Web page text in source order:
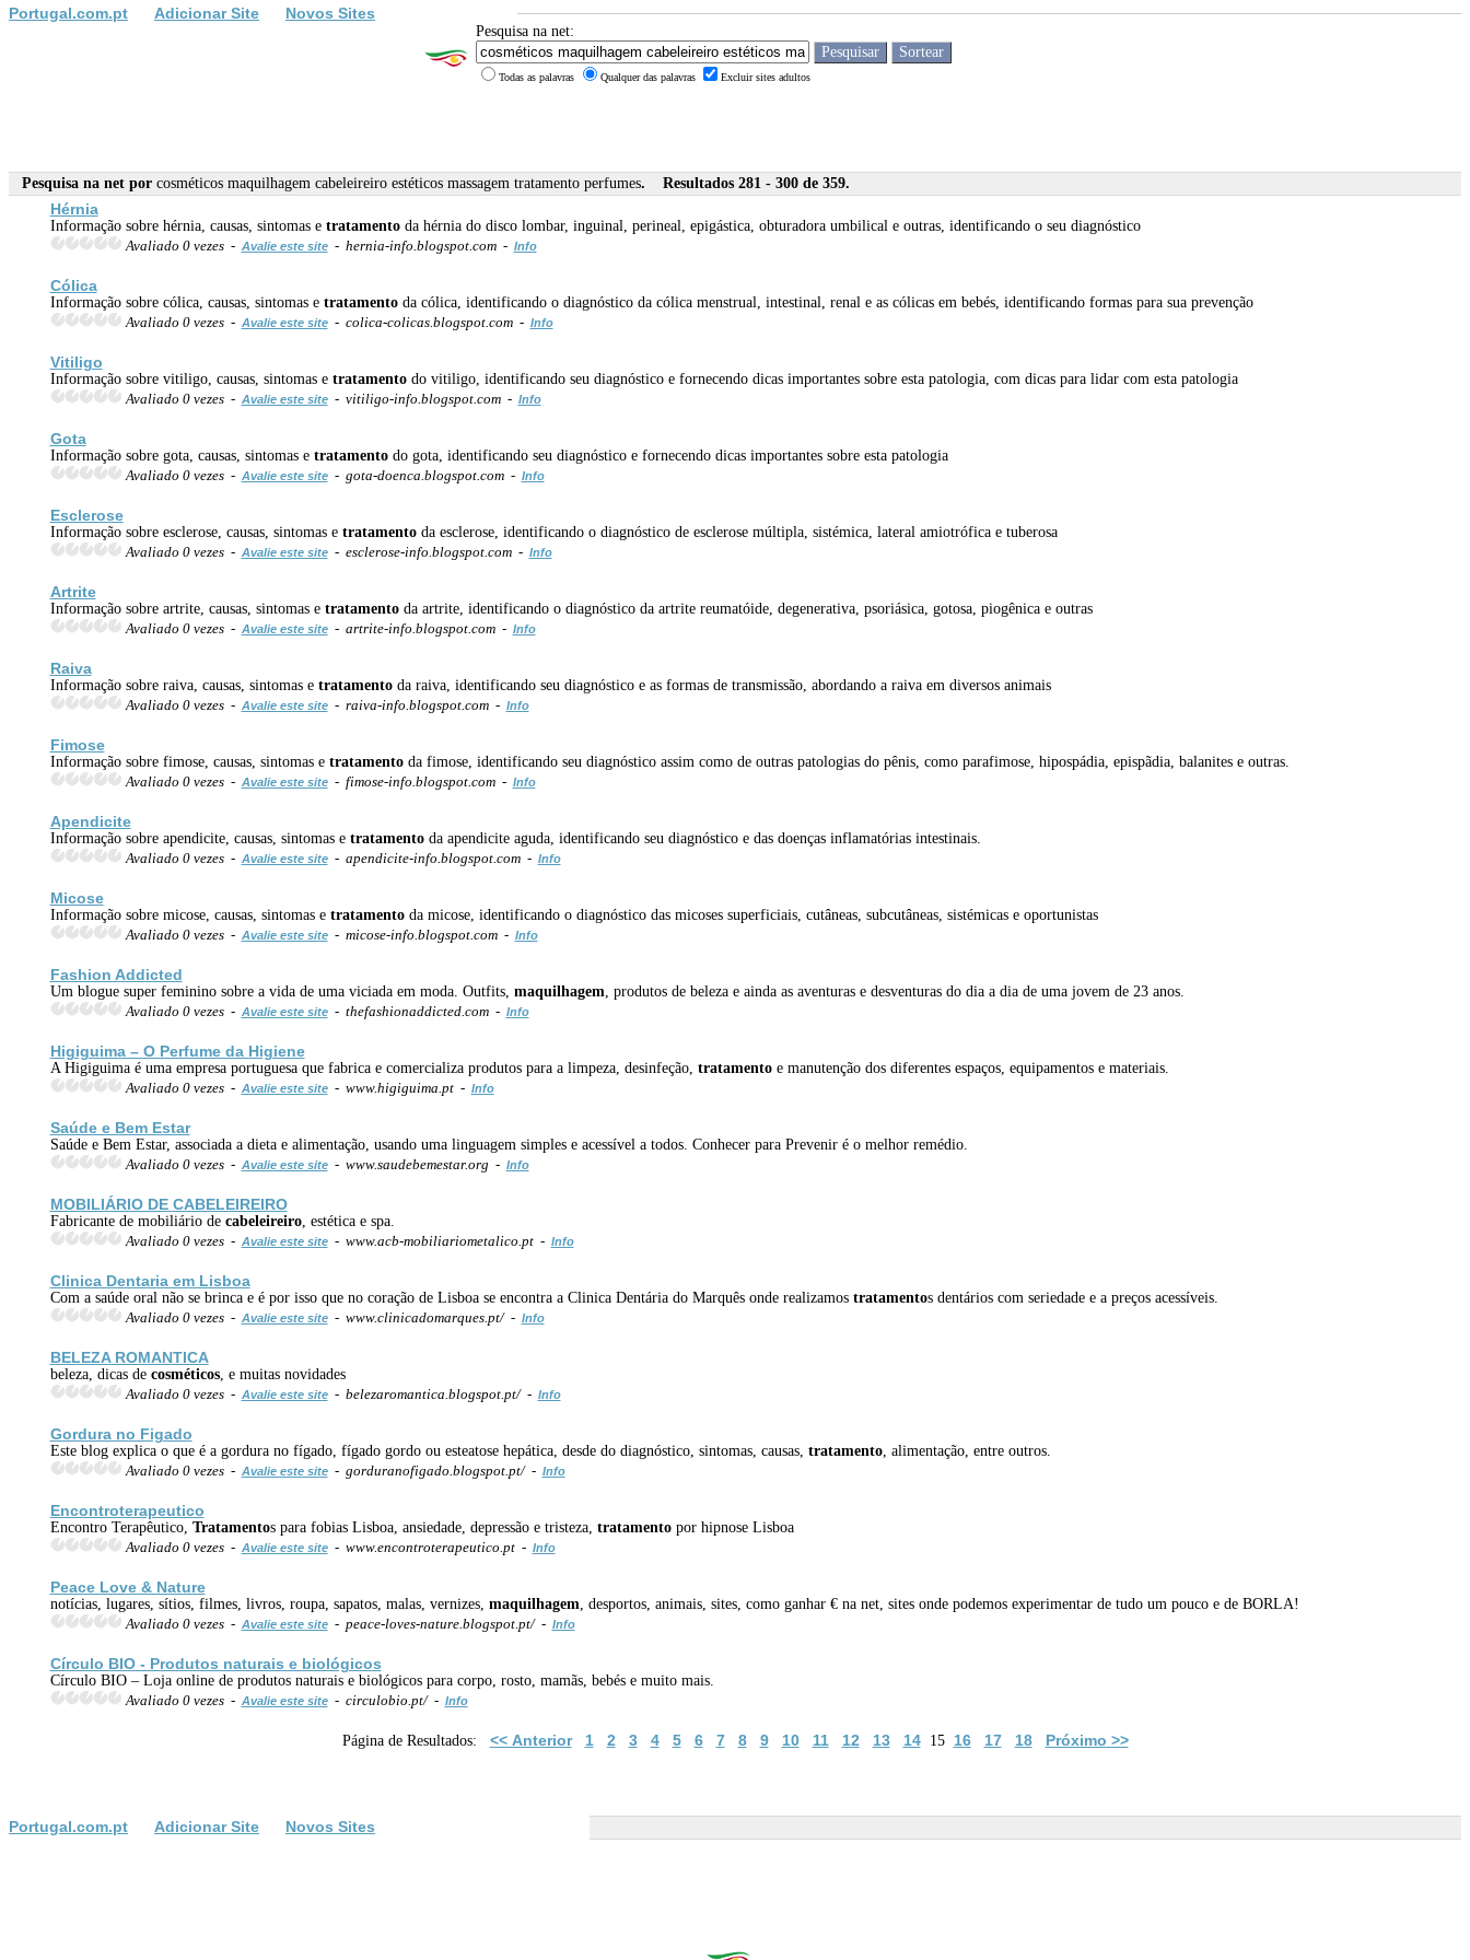
Portugal.com.pt Adicionar Site Novos Sites
Pesquisa na net:
Todas as palavras Qualquer das palavras Excluir sites adultos
Pesquisa na net por cosméticos maquilhagem cabeleireiro estéticos massagem tratamento perfumes. Resultados 281 - 300 de 359.
Hérnia
Informação sobre hérnia, causas, sintomas e tratamentoda hérnia do disco lombar, inguinal, perineal, epigástica, obturadora umbilical e outras, identificando o seu diagnóstico
Avaliado 0 vezes - Avalie este site- hernia-info.blogspot.com - Info
Cólica
Informação sobre cólica, causas, sintomas e tratamentoda cólica, identificando o diagnóstico da cólica menstrual, intestinal, renal e as cólicas em bebés, identificando formas para sua prevenção
Avaliado 0 vezes - Avalie este site- colica-colicas.blogspot.com - Info
Vitiligo
Informação sobre vitiligo, causas, sintomas e tratamentodo vitiligo, identificando seu diagnóstico e fornecendo dicas importantes sobre esta patologia, com dicas para lidar com esta patologia
Avaliado 0 vezes - Avalie este site- vitiligo-info.blogspot.com - Info
Gota
Informação sobre gota, causas, sintomas e tratamentodo gota, identificando seu diagnóstico e fornecendo dicas importantes sobre esta patologia
Avaliado 0 vezes - Avalie este site- gota-doenca.blogspot.com - Info
Esclerose
Informação sobre esclerose, causas, sintomas e tratamentoda esclerose, identificando o diagnóstico de esclerose múltipla, sistémica, lateral amiotrófica e tuberosa
Avaliado 0 vezes - Avalie este site- esclerose-info.blogspot.com - Info
Artrite
Informação sobre artrite, causas, sintomas e tratamentoda artrite, identificando o diagnóstico da artrite reumatóide, degenerativa, psoriásica, gotosa, piogênica e outras
Avaliado 0 vezes - Avalie este site- artrite-info.blogspot.com - Info
Raiva
Informação sobre raiva, causas, sintomas e tratamentoda raiva, identificando seu diagnóstico e as formas de transmissão, abordando a raiva em diversos animais
Avaliado 0 vezes - Avalie este site- raiva-info.blogspot.com - Info
Fimose
Informação sobre fimose, causas, sintomas e tratamentoda fimose, identificando seu diagnóstico assim como de outras patologias do pênis, como parafimose, hipospádia, epispãdia, balanites e outras.
Avaliado 0 vezes - Avalie este site- fimose-info.blogspot.com - Info
Apendicite
Informação sobre apendicite, causas, sintomas e tratamentoda apendicite aguda, identificando seu diagnóstico e das doenças inflamatórias intestinais.
Avaliado 0 vezes - Avalie este site- apendicite-info.blogspot.com - Info
Micose
Informação sobre micose, causas, sintomas e tratamentoda micose, identificando o diagnóstico das micoses superficiais, cutâneas, subcutâneas, sistémicas e oportunistas
Avaliado 0 vezes - Avalie este site- micose-info.blogspot.com - Info
Fashion Addicted
Um blogue super feminino sobre a vida de uma viciada em moda. Outfits, maquilhagem , produtos de beleza e ainda as aventuras e desventuras do dia a dia de uma jovem de 23 anos.
Avaliado 0 vezes - Avalie este site- thefashionaddicted.com - Info
Higiguima – O Perfume da Higiene
A Higiguima é uma empresa portuguesa que fabrica e comercializa produtos para a limpeza, desinfeção, tratamentoe manutenção dos diferentes espaços, equipamentos e materiais.
Avaliado 0 vezes - Avalie este site- www.higiguima.pt - Info
Saúde e Bem Estar
Saúde e Bem Estar, associada a dieta e alimentação, usando uma linguagem simples e acessível a todos. Conhecer para Prevenir é o melhor remédio.
Avaliado 0 vezes - Avalie este site- www.saudebemestar.org - Info
MOBILIÁRIO DE CABELEIREIRO
Fabricante de mobiliário de cabeleireiro, estética e spa.
Avaliado 0 vezes - Avalie este site- www.acb-mobiliariometalico.pt - Info
Clinica Dentaria em Lisboa
Com a saúde oral não se brinca e é por isso que no coração de Lisboa se encontra a Clinica Dentária do Marquês onde realizamos tratamentos dentários com seriedade e a preços acessíveis.
Avaliado 0 vezes - Avalie este site- www.clinicadomarques.pt/ - Info
BELEZA ROMANTICA
beleza, dicas de cosméticos, e muitas novidades
Avaliado 0 vezes - Avalie este site- belezaromantica.blogspot.pt/ - Info
Gordura no Figado
Este blog explica o que é a gordura no fígado, fígado gordo ou esteatose hepática, desde do diagnóstico, sintomas, causas, tratamento, alimentação, entre outros.
Avaliado 0 vezes - Avalie este site- gorduranofigado.blogspot.pt/ - Info
Encontroterapeutico
Encontro Terapêutico, Tratamentos para fobias Lisboa, ansiedade, depressão e tristeza, tratamentopor hipnose Lisboa
Avaliado 0 vezes - Avalie este site- www.encontroterapeutico.pt - Info
Peace Love & Nature
notícias, lugares, sítios, filmes, livros, roupa, sapatos, malas, vernizes, maquilhagem , desportos, animais, sites, como ganhar € na net, sites onde podemos experimentar de tudo um pouco e de BORLA!
Avaliado 0 vezes - Avalie este site- peace-loves-nature.blogspot.pt/ - Info
Círculo BIO - Produtos naturais e biológicos
Círculo BIO – Loja online de produtos naturais e biológicos para corpo, rosto, mamãs, bebés e muito mais.
Avaliado 0 vezes - Avalie este site- circulobio.pt/ - Info
Página de Resultados: << Anterior 1 2 3 4 5 6 7 8 9 10 11 12 13 1415 16 17 18 Próximo >>
Portugal.com.pt Adicionar Site Novos Sites